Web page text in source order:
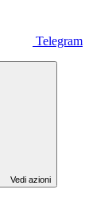
Telegram
Vedi azioni